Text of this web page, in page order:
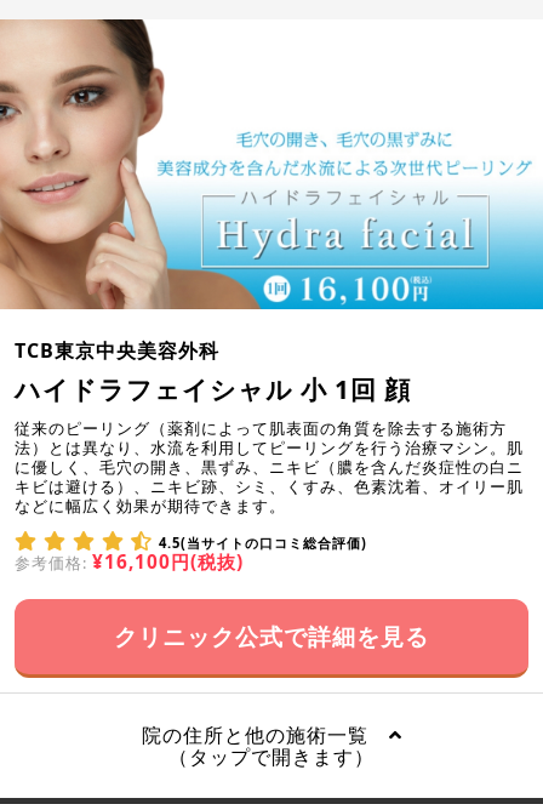
TCB東京中央美容外科
ハイドラフェイシャル 小 1回 顔
従来のピーリング（薬剤によって肌表面の角質を除去する施術方
法）とは異なり、水流を利用してピーリングを行う治療マシン。肌
に優しく、毛穴の開き、黒ずみ、ニキビ（膿を含んだ炎症性の白ニ
キビは避ける）、ニキビ跡、シミ、くすみ、色素沈着、オイリー肌
などに幅広く効果が期待できます。
4.5(当サイトの口コミ総合評価)
参考価格: ¥16,100円(税抜)
クリニック公式で詳細を見る
院の住所と他の施術一覧
（タップで開きます）